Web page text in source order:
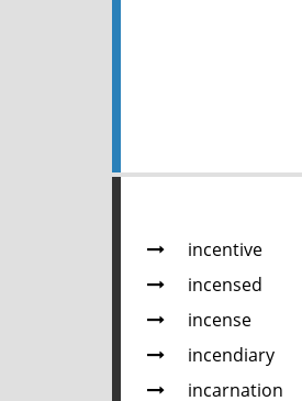
incentive
incensed
incense
incendiary
incarnation